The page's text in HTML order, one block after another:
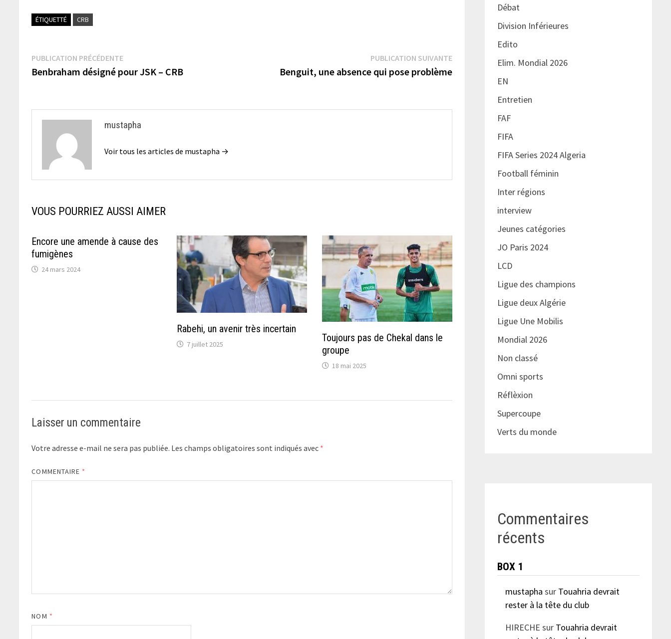
ÉTIQUETTÉ CRB
Navigation
de
PUBLICATION PRÉCÉDENTEPublication
précédente :
Benbraham désigné pour JSK – CRB
PUBLICATION SUIVANTEPublication
suivante :
Benguit, une absence qui pose problème
mustapha
Voir tous les articles de mustapha →
VOUS POURRIEZ AUSSI AIMER
Encore une amende à cause des
fumigènes
24 mars 2024
Rabehi, un avenir très incertain
7 juillet 2025
Toujours pas de Chekal dans le
groupe
18 mai 2025
Laisser un commentaire
Votre adresse e-mail ne sera pas publiée. Les champs obligatoires sont indiqués avec *
COMMENTAIRE *
NOM *
Débat
Division Inférieures
Edito
Elim. Mondial 2026
EN
Entretien
FAF
FIFA
FIFA Series 2024 Algeria
Football féminin
Inter régions
interview
Jeunes catégories
JO Paris 2024
LCD
Ligue des champions
Ligue deux Algérie
Ligue Une Mobilis
Mondial 2026
Non classé
Omni sports
Réflèxion
Supercoupe
Verts du monde
Commentaires
récents
BOX 1
mustapha sur Touahria devrait
rester à la tête du club
HIRECHE sur Touahria devrait